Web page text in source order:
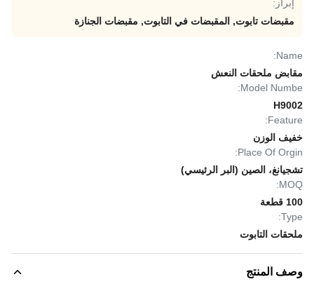
إبراز:
مقبضات تابوت, المقبضات في التابوت, مقبضات الجنازة
Name:
مقابض ملحقات النعش
Model Numbe:
H9002
Feature:
خفيف الوزن
Place Of Orgin:
تشجيانغ، الصين (البر الرئيسي)
MOQ:
100 قطعة
Type:
ملحقات التابوت
وصف المنتج